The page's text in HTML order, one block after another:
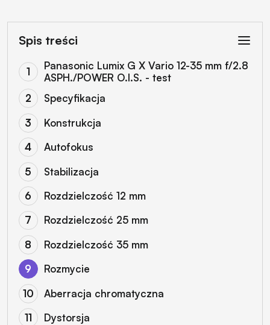
Spis treści
Panasonic Lumix G X Vario 12-35 mm f/2.8
ASPH./POWER O.I.S. - test
Specyfikacja
Konstrukcja
Autofokus
Stabilizacja
Rozdzielczość 12 mm
Rozdzielczość 25 mm
Rozdzielczość 35 mm
Rozmycie
Aberracja chromatyczna
Dystorsja